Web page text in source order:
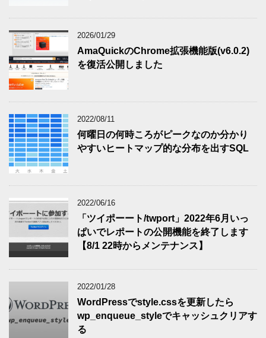
2026/01/29
AmaQuickのChrome拡張機能版(v6.0.2)
を復活公開しました
2022/08/11
何曜日の何時ころがピークなのか分かり
やすいヒートマップ的な分布を出すSQL
2022/06/16
「ツイポーート/twport」2022年6月いっ
ぱいでレポートの公開機能を終了します
【8/1 22時からメンテナンス】
2022/01/28
WordPressでstyle.cssを更新したら
wp_enqueue_styleでキャッシュクリアす
る